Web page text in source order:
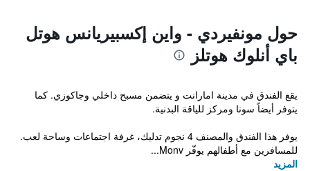
حول مونفيردي - واين إكسبيريانس هوتل
باي أنلوك هوتلز
يقع الفندق في مدينة امارانت و يتضمن مسبح داخلي وجاكوزي. كما
يتوفر أيضاً سونا ومركز للياقة البدنية.
يوفر هذا الفندق والمصنف 4 نجوم تدليك، غرفة اجتماعات وساحة لعب.
للمسافرين مع أطفالهم يوفّر Monv...
المزيد